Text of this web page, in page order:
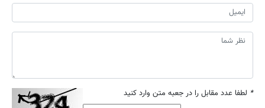
* لطفا عدد مقابل را در جعبه متن وارد کنید